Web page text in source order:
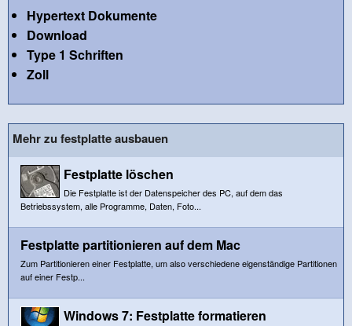
Hypertext Dokumente
Download
Type 1 Schriften
Zoll
Mehr zu festplatte ausbauen
Festplatte löschen
Die Festplatte ist der Datenspeicher des PC, auf dem das
Betriebssystem, alle Programme, Daten, Foto...
Festplatte partitionieren auf dem Mac
Zum Partitionieren einer Festplatte, um also verschiedene eigenständige Partitionen
auf einer Festp...
Windows 7: Festplatte formatieren